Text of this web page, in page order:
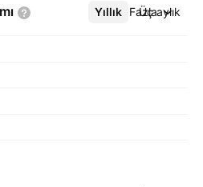
Yıllık Üç aylık
Daha Fazla